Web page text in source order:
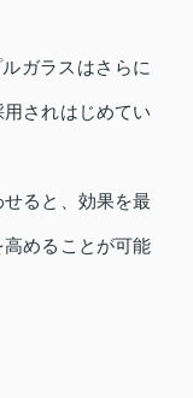
ガラスはさらに
されはじめてい
ると、効果を最
めることが可能